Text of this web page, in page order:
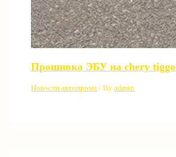
Прошивка ЭБУ на chery tiggo
Новости автопрома / Byadmin